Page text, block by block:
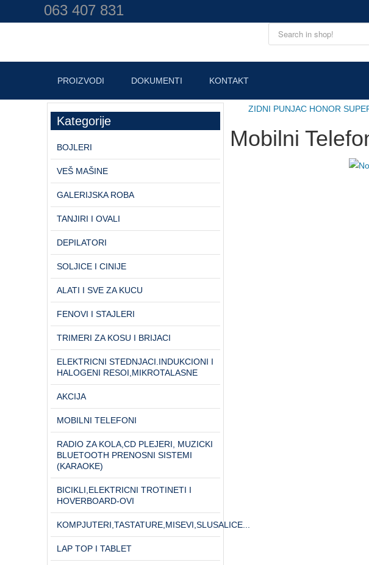
063 407 831
PROIZVODI DOKUMENTI KONTAKT
Kategorije
BOJLERI
VEŠ MAŠINE
GALERIJSKA ROBA
TANJIRI I OVALI
DEPILATORI
SOLJICE I CINIJE
ALATI I SVE ZA KUCU
FENOVI I STAJLERI
TRIMERI ZA KOSU I BRIJACI
ELEKTRICNI STEDNJACI.INDUKCIONI I
HALOGENI RESOI,MIKROTALASNE
AKCIJA
MOBILNI TELEFONI
RADIO ZA KOLA,CD PLEJERI, MUZICKI
BLUETOOTH PRENOSNI SISTEMI
(KARAOKE)
BICIKLI,ELEKTRICNI TROTINETI I
HOVERBOARD-OVI
KOMPJUTERI,TASTATURE,MISEVI,SLUSALICE...
LAP TOP I TABLET
ZIDNI PUNJAC HONOR
Mobilni